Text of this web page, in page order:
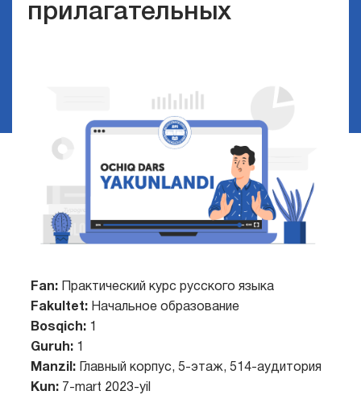
прилагательных
Fan:
Практический курс русского языка
Fakultet:Начальное образование
Bosqich:1
Guruh:1
Manzil:Главный корпус, 5-этаж, 514-аудитория
Kun: 7-mart 2023-yil